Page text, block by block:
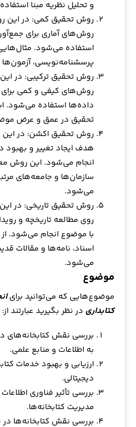
و تحلیل نظریه مبنا
روش تحقیق کمی: در این
روش‌های آماری برای
استفاده می‌شود.
پرسشنامه‌نویسی،
روش تحقیق ترکیبی: در
روش‌های کیفی و کمی برای
داده‌ها استفاده می‌شود.
تحقیق در عمق و عرض
روش تحقیق اکشن: در این
هدف ایجاد تغییر و بهبود
انجام می‌شود. این روش
سازمان‌ها و جامعه‌های
می‌شود.
روش تحقیق تاریخی: در
روی مطالعه تاریخچه و
با موضوع انجام می‌شود. از
اسناد، نامه‌ها و مقالات
می‌شود.
موضوع
موضوع‌هایی که می‌توانید برای
کتابداری در نظر بگیرید عبارتند از:
بررسی نقش کتابخانه‌های
به اطلاعات و منابع علمی.
ارزیابی و بهبود خدمات
دیجیتالی.
بررسی تأثیر فناوری
مدیریت کتابخانه‌ها.
بررسی نقش کتابخانه‌ها در